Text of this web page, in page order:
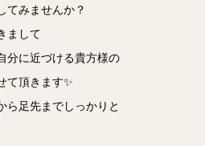
てみませんか？
まして
分に近づける貴方様の
て頂きます✨
ら足先までしっかりと